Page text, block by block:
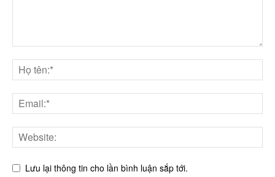
Lưu lại thông tin cho lần bình luận sắp tới.